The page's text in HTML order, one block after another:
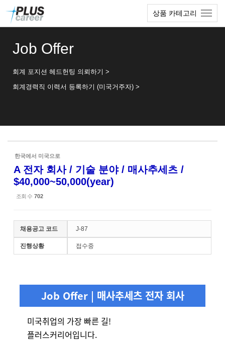
상품 카테고리
Job Offer
회계 포지션 헤드헌팅 의뢰하기 >
회계경력직 이력서 등록하기 (미국거주자) >
한국에서 미국으로
A 전자 회사 / 기술 분야 / 매사추세츠 /
$40,000~50,000(year)
조회 수 702
채용공고 코드 J-87
진행상황 접수중
Job Offer | 매사추세츠 전자 회사
미국취업의 가장 빠른 길!
플러스커리어입니다.